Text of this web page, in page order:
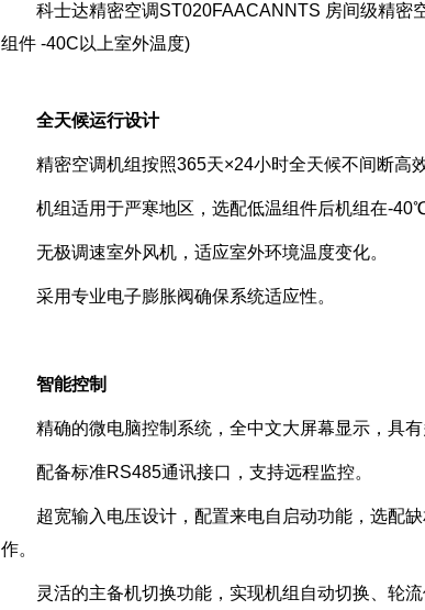
科士达精密空调ST020FAACANNTS 房间级精密
组件 -40C以上室外温度)
全天候运行设计
精密空调机组按照365天×24小时全天候不间断高
机组适用于严寒地区，选配低温组件后机组在-
无极调速室外风机，适应室外环境温度变化。
采用专业电子膨胀阀确保系统适应性。
智能控制
精确的微电脑控制系统，全中文大屏幕显示，具
配备标准RS485通讯接口，支持远程监控。
超宽输入电压设计，配置来电自启动功能，选配
作。
灵活的主备机切换功能，实现机组自动切换、轮流